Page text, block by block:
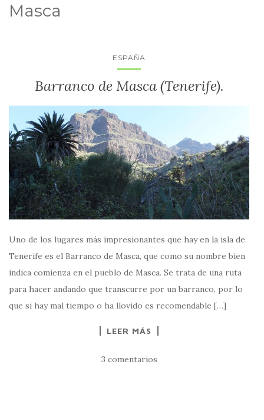
Masca
ESPAÑA
Barranco de Masca (Tenerife).
Uno de los lugares más impresionantes que hay en la isla de
Tenerife es el Barranco de Masca, que como su nombre bien
indica comienza en el pueblo de Masca. Se trata de una ruta
para hacer andando que transcurre por un barranco, por lo
que si hay mal tiempo o ha llovido es recomendable […]
LEER MÁS
3 comentarios